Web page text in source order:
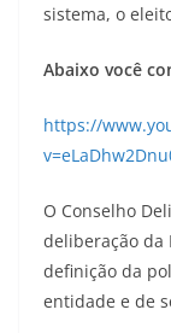
sistema, o
Abaixo você
https://
O Conselho
deliberação da
definição da
entidade e de